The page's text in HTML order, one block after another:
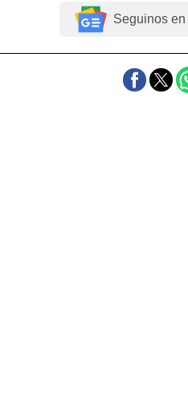
Seguinos en